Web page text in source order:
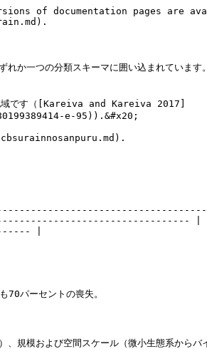
of documentation pages are
か一つの分類スキーマに囲い込まれています
な地域です（[Kareiva and Kareiva 2017]
e-95)).&#x20;
cbsurainnosanpuru.md).
|
|
|
70パーセントの喪失。
|
規模および空間スケール（微小生態系からバ